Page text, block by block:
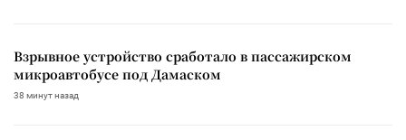
Взрывное устройство сработало в пассажирском
микроавтобусе под Дамаском
38 минут назад